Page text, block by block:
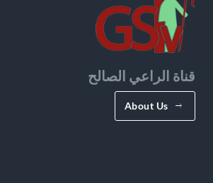
قناة الراعي الصالح
About Us